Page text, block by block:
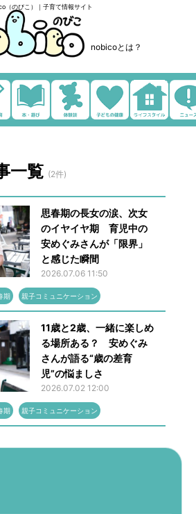
（のびこ）｜子育て情報サイト
nobicoとは？
一覧 (2件)
思春期の長女の涙、次女
のイヤイヤ期 育児中の
安めぐみさんが「限界」
と感じた瞬間
2026.07.06 11:50
期 親子コミュニケーション
11歳と2歳、一緒に楽しめ
る場所ある？ 安めぐみ
さんが語る“歳の差育
児”の悩ましさ
2026.07.02 12:00
期 親子コミュニケーション